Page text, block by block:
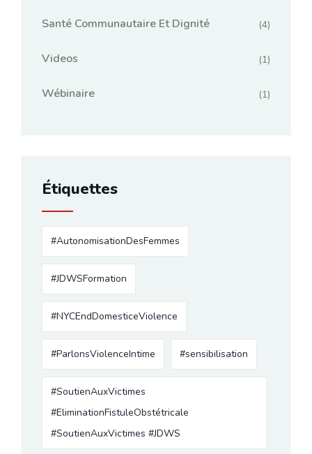
Santé Communautaire Et Dignité (4)
Videos (1)
Wébinaire (1)
Étiquettes
#AutonomisationDesFemmes
#JDWSFormation
#NYCEndDomesticeViolence
#ParlonsViolenceIntime #sensibilisation
#SoutienAuxVictimes
#EliminationFistuleObstétricale
#SoutienAuxVictimes #JDWS